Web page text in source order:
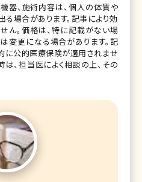
器、施術内容は、個人の体質や
場合があります。記事により効
ん。価格は、特に記載がない場
変更になる場合があります。記
に公的医療保険が適用されませ
、担当医によく相談の上、その